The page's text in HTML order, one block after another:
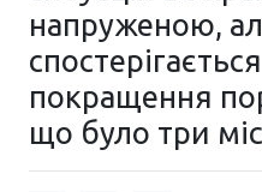
напруженою,
покращення
що було три